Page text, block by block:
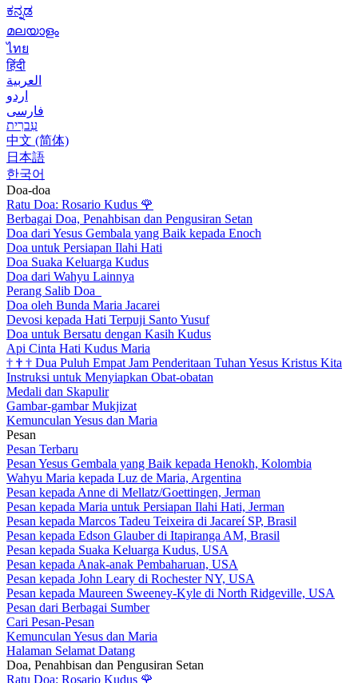
ಕನ್ನಡ
മലയാളം
ไทย
हिंदी
العربية
اردو
فارسی
עִברִית
中文 (简体)
日本語
한국어
Doa-doa
Ratu Doa: Rosario Kudus 🌹
Berbagai Doa, Penahbisan dan Pengusiran Setan
Doa dari Yesus Gembala yang Baik kepada Enoch
Doa untuk Persiapan Ilahi Hati
Doa Suaka Keluarga Kudus
Doa dari Wahyu Lainnya
Perang Salib Doa
Doa oleh Bunda Maria Jacarei
Devosi kepada Hati Terpuji Santo Yusuf
Doa untuk Bersatu dengan Kasih Kudus
Api Cinta Hati Kudus Maria
† † † Dua Puluh Empat Jam Penderitaan Tuhan Yesus Kristus Kita
Instruksi untuk Menyiapkan Obat-obatan
Medali dan Skapulir
Gambar-gambar Mukjizat
Kemunculan Yesus dan Maria
Pesan
Pesan Terbaru
Pesan Yesus Gembala yang Baik kepada Henokh, Kolombia
Wahyu Maria kepada Luz de Maria, Argentina
Pesan kepada Anne di Mellatz/Goettingen, Jerman
Pesan kepada Maria untuk Persiapan Ilahi Hati, Jerman
Pesan kepada Marcos Tadeu Teixeira di Jacareí SP, Brasil
Pesan kepada Edson Glauber di Itapiranga AM, Brasil
Pesan kepada Suaka Keluarga Kudus, USA
Pesan kepada Anak-anak Pembaharuan, USA
Pesan kepada John Leary di Rochester NY, USA
Pesan kepada Maureen Sweeney-Kyle di North Ridgeville, USA
Pesan dari Berbagai Sumber
Cari Pesan-Pesan
Kemunculan Yesus dan Maria
Halaman Selamat Datang
Doa, Penahbisan dan Pengusiran Setan
Ratu Doa: Rosario Kudus 🌹